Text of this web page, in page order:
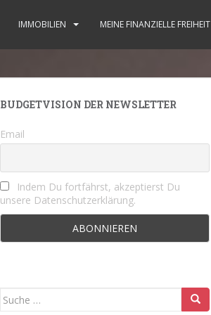
IMMOBILIEN MEINE FINANZIELLE FREIHEIT
BUDGETVISION DER NEWSLETTER
Email
Indem Du fortfährst, akzeptierst Du
unsere Datenschutzerklärung.
Suche